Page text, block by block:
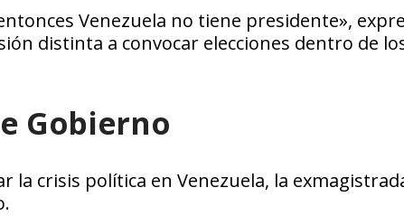
Venezuela no tiene presidente»,
distinta a convocar elecciones dentro de
Gobierno
crisis política en Venezuela, la